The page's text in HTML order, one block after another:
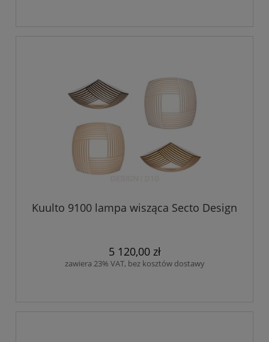
Kuulto 9100 lampa wisząca Secto Design
5 120,00 zł
zawiera 23% VAT, bez kosztów dostawy